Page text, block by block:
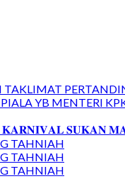
TAKLIMAT
YB MENTERI
𝐒𝐔𝐊𝐀𝐍
TAHNIAH
TAHNIAH
TAHNIAH